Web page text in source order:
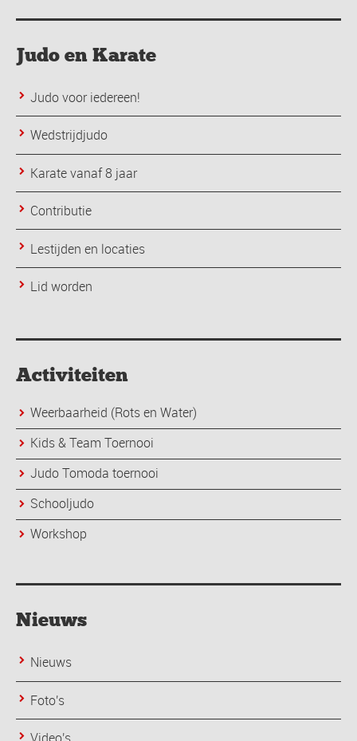
Judo en Karate
Judo voor iedereen!
Wedstrijdjudo
Karate vanaf 8 jaar
Contributie
Lestijden en locaties
Lid worden
Activiteiten
Weerbaarheid (Rots en Water)
Kids & Team Toernooi
Judo Tomoda toernooi
Schooljudo
Workshop
Nieuws
Nieuws
Foto's